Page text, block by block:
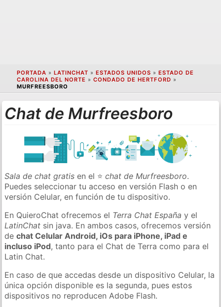
PORTADA » LATINCHAT » ESTADOS UNIDOS » ESTADO DE
CAROLINA DEL NORTE » CONDADO DE HERTFORD »
MURFREESBORO
Chat de Murfreesboro
Sala de chat gratis en el ⭐chat de Murfreesboro.
Puedes seleccionar tu acceso en versión Flash o en
versión Celular, en función de tu dispositivo.
En QuieroChat ofrecemos el Terra Chat España y el
LatinChat sin java. En ambos casos, ofrecemos versión
dechat Celular Android, iOs para iPhone, iPad e
incluso iPod, tanto para el Chat de Terra como para el
Latin Chat.
En caso de que accedas desde un dispositivo Celular, la
única opción disponible es la segunda, pues estos
dispositivos no reproducen Adobe Flash.